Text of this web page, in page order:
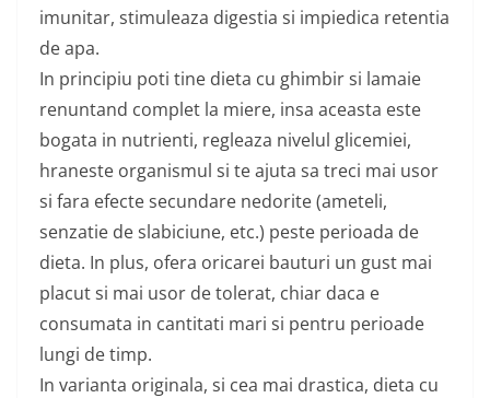
imunitar, stimuleaza digestia si impiedica retentia
de apa.
In principiu poti tine dieta cu ghimbir si lamaie
renuntand complet la miere, insa aceasta este
bogata in nutrienti, regleaza nivelul glicemiei,
hraneste organismul si te ajuta sa treci mai usor
si fara efecte secundare nedorite (ameteli,
senzatie de slabiciune, etc.) peste perioada de
dieta. In plus, ofera oricarei bauturi un gust mai
placut si mai usor de tolerat, chiar daca e
consumata in cantitati mari si pentru perioade
lungi de timp.
In varianta originala, si cea mai drastica, dieta cu